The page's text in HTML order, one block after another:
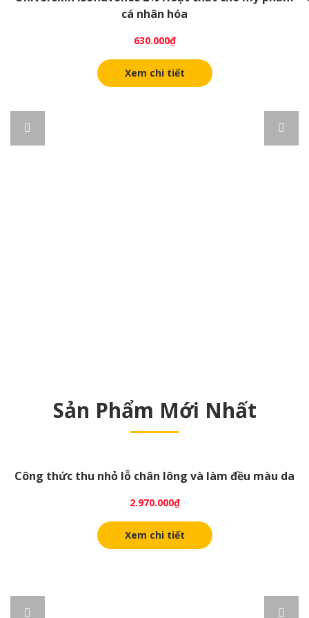
cá nhân hóa
630.000₫
Xem chi tiết
Sản Phẩm Mới Nhất
Công thức thu nhỏ lỗ chân lông và làm đều màu da
2.970.000₫
Xem chi tiết